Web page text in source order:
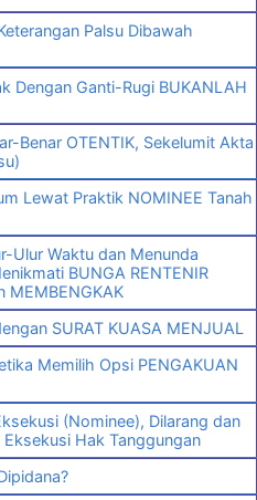
Palsu Dibawah
Dengan Ganti-Rugi BUKANLAH
Benar OTENTIK, Sekelumit Akta
Lewat Praktik NOMINEE Tanah
Ulur Waktu dan Menunda
BUNGA RENTENIR
MEMBENGKAK
SURAT KUASA MENJUAL
Memilih Opsi PENGAKUAN
(Nominee), Dilarang dan
Hak Tanggungan